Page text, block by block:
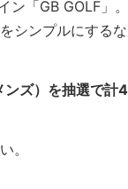
ン「GB GOLF
シンプルにする
ズ）を抽選で計
。